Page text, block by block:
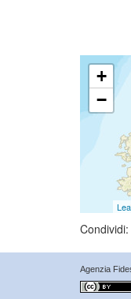
+
−
Condividi:
Agenzia